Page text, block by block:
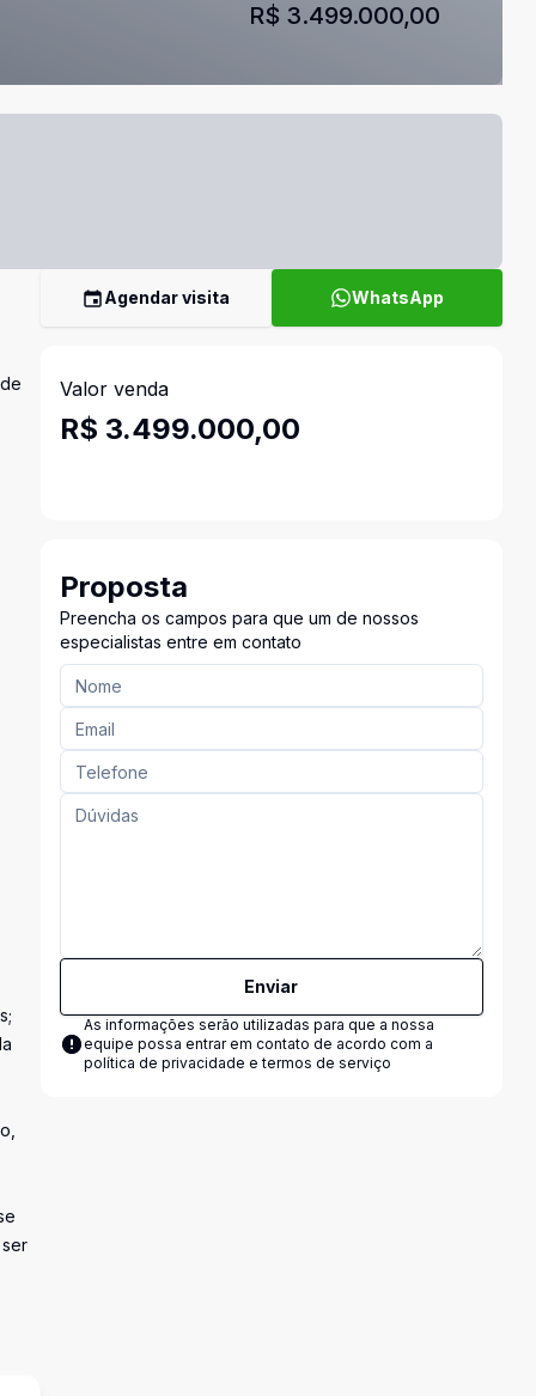
R$ 3.499.000,00
Agendar visita WhatsApp
Valor venda
R$ 3.499.000,00
Proposta
Preencha os campos para que um de nossos
especialistas entre em contato
Enviar
As informações serão utilizadas para que a nossa
equipe possa entrar em contato de acordo com a
política de privacidade e termos de serviço